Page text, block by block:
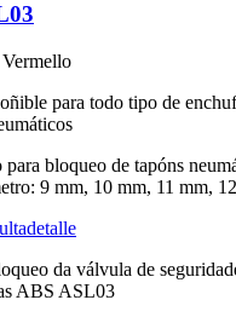
para todo tipo de
para bloqueo de tapóns
9 mm, 10 mm, 11 mm,
detalle